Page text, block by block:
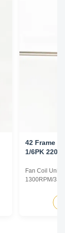
42 Frame
1/6PK 220-
Fan Coil Unit
1300RPM/
Type
TEAO